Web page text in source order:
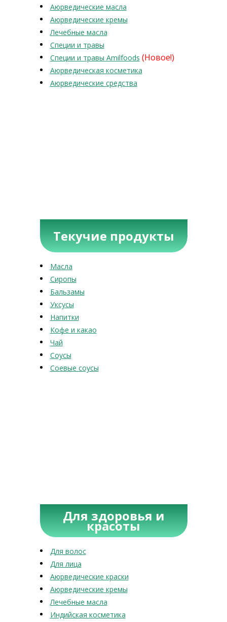
Аюрведические масла
Аюрведические кремы
Лечебные масла
Специи и травы
Специи и травы Amilfoods (Новое!)
Аюрведическая косметика
Аюрведические средства
Текучие продукты
Масла
Сиропы
Бальзамы
Уксусы
Напитки
Кофе и какао
Чай
Соусы
Соевые соусы
Для здоровья и
красоты
Для волос
Для лица
Аюрведические краски
Аюрведические кремы
Лечебные масла
Индийская косметика